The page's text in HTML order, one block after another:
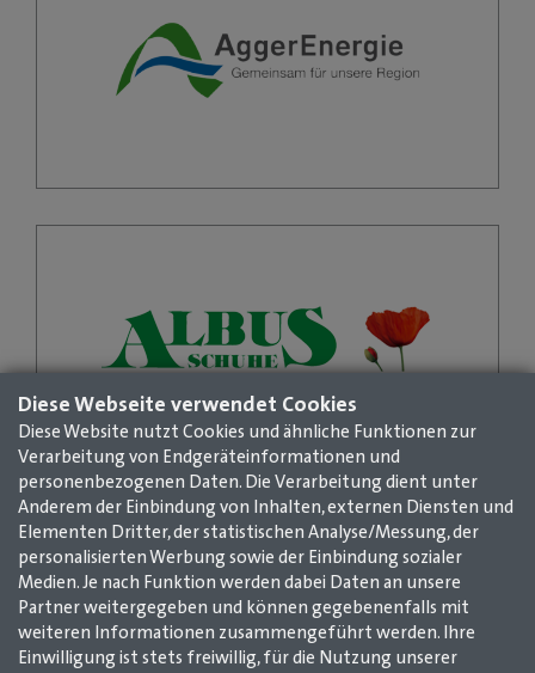
Diese Webseite verwendet Cookies
Diese Website nutzt Cookies und ähnliche Funktionen zur
Verarbeitung von Endgeräteinformationen und
personenbezogenen Daten. Die Verarbeitung dient unter
Anderem der Einbindung von Inhalten, externen Diensten und
Elementen Dritter, der statistischen Analyse/Messung, der
personalisierten Werbung sowie der Einbindung sozialer
Medien. Je nach Funktion werden dabei Daten an unsere
Partner weitergegeben und können gegebenenfalls mit
weiteren Informationen zusammengeführt werden. Ihre
Einwilligung ist stets freiwillig, für die Nutzung unserer
02261 / 3003 - 199
info@aggerenergie.de
02261 / 7897990
info@albus-schuhe.de
www.albus-schuhe.de
Details
MEHR
Teilen Twittern Senden Senden